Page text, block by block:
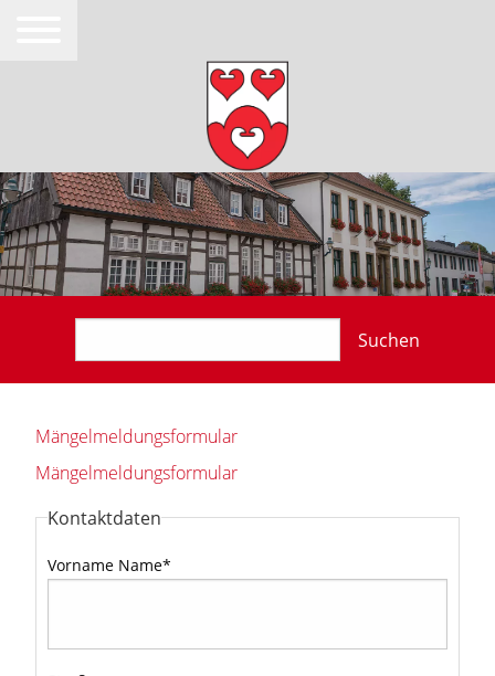
Suchen
Mängelmeldungsformular
Mängelmeldungsformular
Kontaktdaten
Vorname Name*